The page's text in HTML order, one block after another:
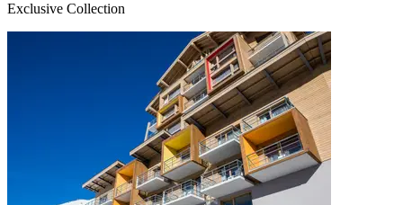
Exclusive Collection